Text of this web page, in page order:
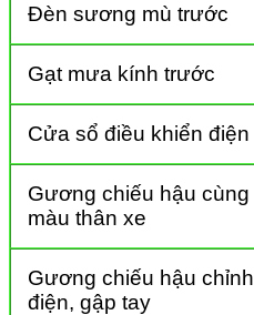
Đèn sương mù trước
Gạt mưa kính trước
Cửa sổ điều khiển điện
Gương chiếu hậu cùng
màu thân xe
Gương chiếu hậu chỉnh
điện, gập tay